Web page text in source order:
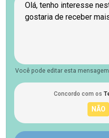
Você pode editar esta
Concordo com os